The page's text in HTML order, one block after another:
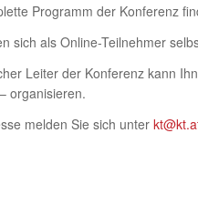
Programm der Konferenz
sich als Online-Teilnehmer
Leiter der Konferenz kann
organisieren.
melden Sie sich unter